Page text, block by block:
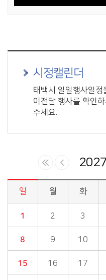
시정캘린더
태백시 일일행사일정
이전달 행사를 확인
주세요.
시정소식>시정 캘린더 게시판의 (2027년 08월) 달력형태로 일정명, 일정내용을 제공합니다.
일 월 화
1 2 3
8 9 10
15 16 17